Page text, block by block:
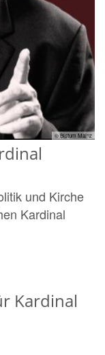
© Bistum Mainz
und Kirche
Kardinal
Kardinal